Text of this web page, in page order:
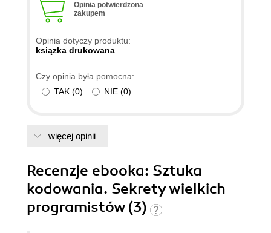
Opinia potwierdzona
zakupem
Opinia dotyczy produktu:
ksiązka drukowana
Czy opinia była pomocna:
TAK (0) NIE (0)
więcej opinii
Recenzje ebooka: Sztuka
kodowania. Sekrety wielkich
programistów (3)